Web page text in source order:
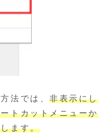
法では、非表示にし
トカットメニューか
ます。